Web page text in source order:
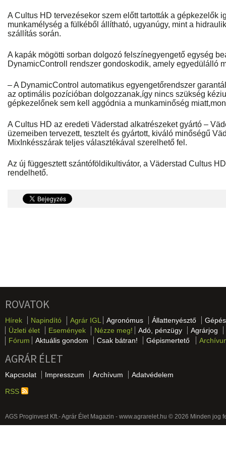
A Cultus HD tervezésekor szem előtt tartották a gépkezelők
munkamélység a fülkéből állítható, ugyanúgy, mint a
szállítás során.
A kapák mögötti sorban dolgozó felszínegyengető egység
DynamicControll rendszer gondoskodik, amely egyedülálló
– A DynamicControl automatikus egyengetőrendszer
az optimális pozícióban dolgozzanak,így nincs szükség
gépkezelőnek sem kell aggódnia a munkaminőség
A Cultus HD az eredeti Väderstad alkatrészeket gyártó –
üzemeiben tervezett, tesztelt és gyártott, kiváló minőségű
MixInkésszárak teljes választékával szerelhető fel.
Az új függesztett szántóföldikultivátor, a Väderstad Cultus
rendelhető.
ROVATOK
Hírek Napindító Agrár IGL Agronómus Állattenyésztő
Üzleti élet
Események Nézze meg! Adó, pénzügy
Agrárjog
Fórum
Aktuális gondom Csak bátran! Gépismertető
AGRÁR ÉLET
Kapcsolat Impresszum Archívum Adatvédelem
RSS
AGS Proginvest Kft.- Agrár Élet Magazin - www.agrarelet.hu © 2026 Minden jog